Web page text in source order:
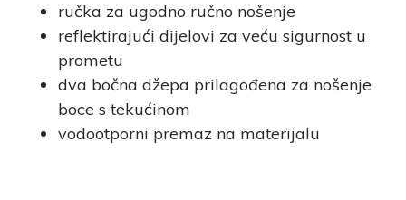
ručka za ugodno ručno nošenje
reflektirajući dijelovi za veću sigurnost u
prometu
dva bočna džepa prilagođena za nošenje
boce s tekućinom
vodootporni premaz na materijalu